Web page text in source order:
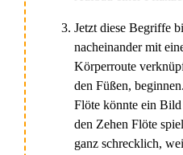
Jetzt diese Begriffe
nacheinander mit
Körperroute
den Füßen,
Flöte könnte ein Bild
den Zehen Flöte
ganz schrecklich,